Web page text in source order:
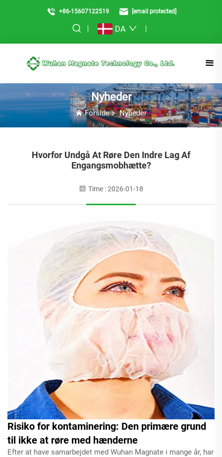
+86-15607122519 [email protected]
DA
Nyheder
Forside>Nyheder
Hvorfor Undgå At Røre Den Indre Lag Af
Engangsmobhætte?
Time : 2026-01-18
Risiko for kontaminering: Den primære grund
til ikke at røre med hænderne
Efter at have samarbejdet med Wuhan Magnate i mange år, har